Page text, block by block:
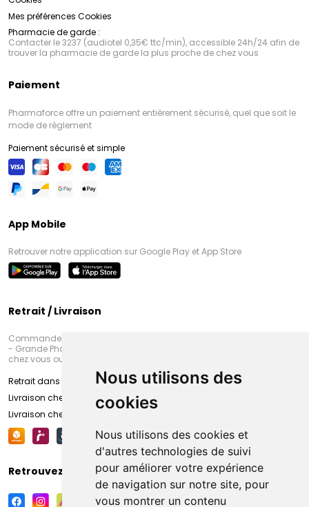
Nous utilisons des
cookies
Nous utilisons des cookies et
d'autres technologies de suivi
pour améliorer votre expérience
de navigation sur notre site, pour
vous montrer un contenu
Mes préférences Cookies
Pharmacie de garde :
Contacter le 3237 (audiotel 0,35€ ttc/min), accessible 24h/24 afin de
trouver la pharmacie de garde la plus proche de chez vous
Paiement
Pharmaforce offre un paiement entièrement sécurisé, quel que soit le
mode de règlement
Paiement sécurisé et simple
App Mobile
Retrouver notre application sur Google Play et App Store
Retrait / Livraison
Commandez en ligne et venez chercher votre commande à Amiens
- Grande Pharmacie d’Amiens (Fachon) ou recevez-là rapidement
chez vous ou en point retrait
Retrait dans la pharmacie d’Amiens
Livraison chez vous
Livraison chez votre commerçant
Retrouvez-nous sur vos réseaux sociaux